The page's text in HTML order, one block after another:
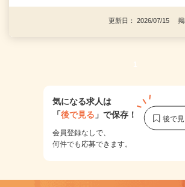
更新日： 2026/07/15 掲
1
気になる求人は
「後で見る 」で保存！
会員登録なしで、
何件でも応募できます。